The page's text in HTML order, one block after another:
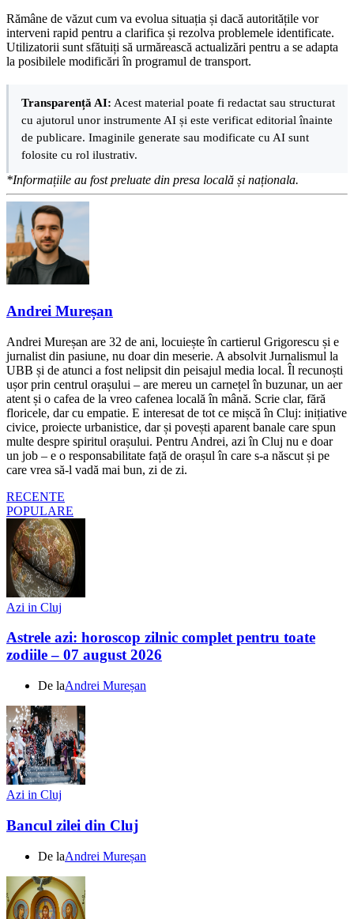
Rămâne de văzut cum va evolua situația și dacă autoritățile vor
interveni rapid pentru a clarifica și rezolva problemele identificate.
Utilizatorii sunt sfătuiți să urmărească actualizări pentru a se adapta
la posibilele modificări în programul de transport.
Transparență AI: Acest material poate fi redactat sau structurat
cu ajutorul unor instrumente AI și este verificat editorial înainte
de publicare. Imaginile generate sau modificate cu AI sunt
folosite cu rol ilustrativ.
*Informațiile au fost preluate din presa locală și naționala.
Andrei Mureșan
Andrei Mureșan are 32 de ani, locuiește în cartierul Grigorescu și e
jurnalist din pasiune, nu doar din meserie. A absolvit Jurnalismul la
UBB și de atunci a fost nelipsit din peisajul media local. Îl recunoști
ușor prin centrul orașului – are mereu un carnețel în buzunar, un aer
atent și o cafea de la vreo cafenea locală în mână. Scrie clar, fără
floricele, dar cu empatie. E interesat de tot ce mișcă în Cluj: inițiative
civice, proiecte urbanistice, dar și povești aparent banale care spun
multe despre spiritul orașului. Pentru Andrei, azi în Cluj nu e doar
un job – e o responsabilitate față de orașul în care s-a născut și pe
care vrea să-l vadă mai bun, zi de zi.
RECENTE
POPULARE
Azi in Cluj
Astrele azi: horoscop zilnic complet pentru toate
zodiile – 07 august 2026
De laAndrei Mureșan
Azi in Cluj
Bancul zilei din Cluj
De laAndrei Mureșan